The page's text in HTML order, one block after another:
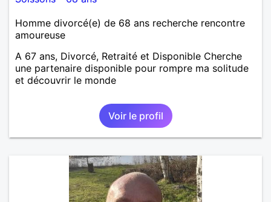
Homme divorcé(e) de 68 ans recherche rencontre
amoureuse
A 67 ans, Divorcé, Retraité et Disponible Cherche
une partenaire disponible pour rompre ma solitude
et découvrir le monde
Voir le profil